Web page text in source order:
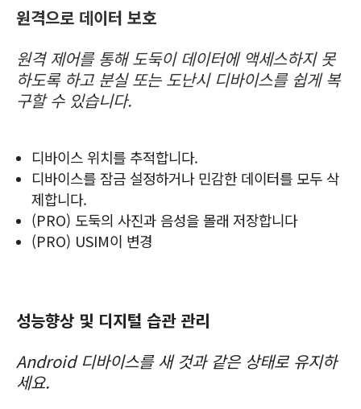
원격으로 데이터 보호
원격 제어를 통해 도둑이 데이터에 액세스하지 못
하도록 하고 분실 또는 도난시 디바이스를 쉽게 복
구할 수 있습니다.
디바이스 위치를 추적합니다.
디바이스를 잠금 설정하거나 민감한 데이터를 모두 삭
제합니다.
(PRO) 도둑의 사진과 음성을 몰래 저장합니다
(PRO) USIM이 변경
성능향상 및 디지털 습관 관리
Android 디바이스를 새 것과 같은 상태로 유지하
세요.